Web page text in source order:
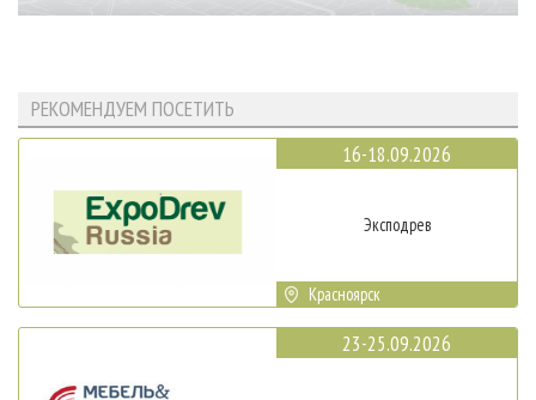
РЕКОМЕНДУЕМ ПОСЕТИТЬ
16-18.09.2026
Эксподрев
Красноярск
23-25.09.2026